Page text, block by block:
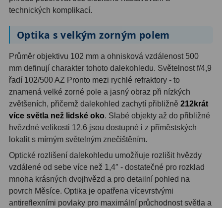
Optické hledáčky15
Úchyty a držáky hledáčků4
Příslušenství54
Redukce 1,25" a 2"17
Svítilny5
Čištění28
Binohlavy3
Ostatní
technických komplikací.
Optika s velkým zorným polem
Průměr objektivu 102 mm a ohnisková vzdálenost 500
mm definují charakter tohoto dalekohledu. Světelnost f/4,9
řadí 102/500 AZ Pronto mezi rychlé refraktory - to
znamená velké zorné pole a jasný obraz při nízkých
zvětšeních, přičemž dalekohled zachytí přibližně 212krát
více světla než lidské oko. Slabé objekty až do přibližné
hvězdné velikosti 12,6 jsou dostupné i z příměstských
lokalit s mírným světelným znečištěním.
Optické rozlišení dalekohledu umožňuje rozlišit hvězdy
vzdálené od sebe více než 1,4″ - dostatečné pro rozklad
mnoha krásných dvojhvězd a pro detailní pohled na
povrch Měsíce. Optika je opatřena vícevrstvými
antireflexními povlaky pro maximální průchodnost světla a